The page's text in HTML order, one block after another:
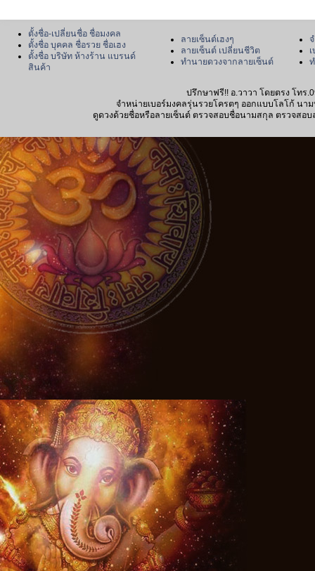
ตั้งชื่อ-เปลี่ยนชื่อ ชื่อมงคล
ตั้งชื่อ บุคคล ชื่อรวย ชื่อเฮง
ตั้งชื่อ บริษัท ห้างร้าน แบรนด์
สินค้า
ลายเซ็นต์เฮงๆ
ลายเซ็นต์ เปลี่ยนชีวิต
ทำนายดวงจากลายเซ็นต์
ปรึกษาฟรี!! อ.วาวา โดยตรง โทร
จำหน่ายเบอร์มงคลรุ่นรวยโครตๆ ออกแบบโลโก้ นา
ดูดวงด้วยชื่อหรือลายเซ็นต์ ตรวจสอบชื่อนามสกุล ตรวจสอ